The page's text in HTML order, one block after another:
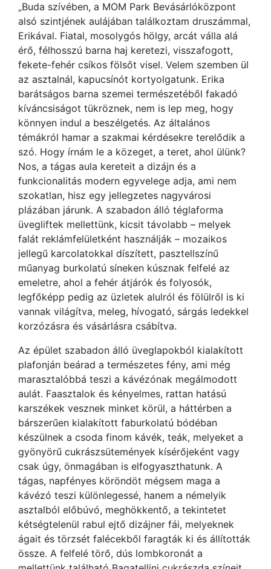
„Buda szívében, a MOM Park Bevásárlóközpont
alsó szintjének aulájában találkoztam druszámmal,
Erikával. Fiatal, mosolygós hölgy, arcát válla alá
érő, félhosszú barna haj keretezi, visszafogott,
fekete-fehér csíkos fölsőt visel. Velem szemben ül
az asztalnál, kapucsínót kortyolgatunk. Erika
barátságos barna szemei természetéből fakadó
kíváncsiságot tükröznek, nem is lep meg, hogy
könnyen indul a beszélgetés. Az általános
témákról hamar a szakmai kérdésekre terelődik a
szó. Hogy írnám le a közeget, a teret, ahol ülünk?
Nos, a tágas aula kereteit a dizájn és a
funkcionalitás modern egyvelege adja, ami nem
szokatlan, hisz egy jellegzetes nagyvárosi
plázában járunk. A szabadon álló téglaforma
üvegliftek mellettünk, kicsit távolabb – melyek
falát reklámfelületként használják – mozaikos
jellegű karcolatokkal díszített, pasztellszínű
műanyag burkolatú síneken kúsznak felfelé az
emeletre, ahol a fehér átjárók és folyosók,
legfőképp pedig az üzletek alulról és fölülről is ki
vannak világítva, meleg, hívogató, sárgás ledekkel
korzózásra és vásárlásra csábítva.
Az épület szabadon álló üveglapokból kialakított
plafonján beárad a természetes fény, ami még
marasztalóbbá teszi a kávézónak megálmodott
aulát. Faasztalok és kényelmes, rattan hatású
karszékek vesznek minket körül, a háttérben a
bárszerűen kialakított faburkolatú bódéban
készülnek a csoda finom kávék, teák, melyeket a
gyönyörű cukrászsütemények kísérőjeként vagy
csak úgy, önmagában is elfogyaszthatunk. A
tágas, napfényes köröndöt mégsem maga a
kávézó teszi különlegessé, hanem a némelyik
asztalból előbúvó, meghökkentő, a tekintetet
kétségtelenül rabul ejtő dizájner fái, melyeknek
ágait és törzsét falécekből faragták ki és állították
össze. A felfelé törő, dús lombkoronát a